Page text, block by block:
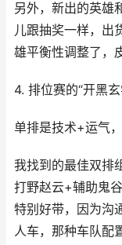
另外，新出的英雄
儿跟抽奖一样，出
雄平衡性调整了，
4. 排位赛的“开黑
单排是技术+运气
我找到的最佳双排
打野赵云+辅助鬼
特别好带，因为沟
人车，那种车队配